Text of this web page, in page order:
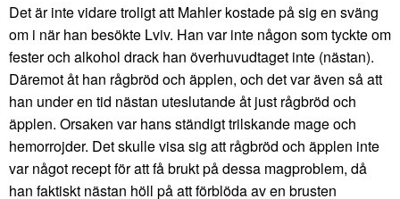
Det är inte vidare troligt att Mahler kostade på sig en sväng
om i när han besökte Lviv. Han var inte någon som tyckte om
fester och alkohol drack han överhuvudtaget inte (nästan).
Däremot åt han rågbröd och äpplen, och det var även så att
han under en tid nästan uteslutande åt just rågbröd och
äpplen. Orsaken var hans ständigt trilskande mage och
hemorrojder. Det skulle visa sig att rågbröd och äpplen inte
var något recept för att få brukt på dessa magproblem, då
han faktiskt nästan höll på att förblöda av en brusten